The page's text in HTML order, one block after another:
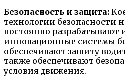
Безопасность и защита:
технологии безопасности
постоянно разрабатывают
инновационные системы
обеспечивают защиту
также обеспечивают
условия движения.